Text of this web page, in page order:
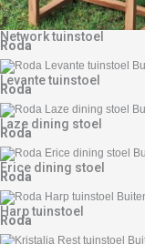
Network tuinstoel
Roda
Levante tuinstoel
Roda
Laze dining stoel
Roda
Erice dining stoel
Roda
Harp tuinstoel
Roda